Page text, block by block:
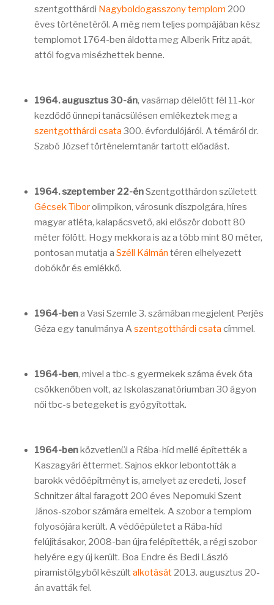
szentgotthárdi Nagyboldogasszony templom 200
éves történetéről. A még nem teljes pompájában kész
templomot 1764-ben áldotta meg Alberik Fritz apát,
attól fogva misézhettek benne.
1964. augusztus 30-án, vasárnap délelőtt fél 11-kor
kezdődő ünnepi tanácsülésen emlékeztek meg a
szentgotthárdi csata 300. évfordulójáról. A témáról dr.
Szabó József történelemtanár tartott előadást.
1964. szeptember 22-énSzentgotthárdon született
Gécsek Tiborolimpikon, városunk díszpolgára, híres
magyar atléta, kalapácsvető, aki először dobott 80
méter fölött. Hogy mekkora is az a több mint 80 méter,
pontosan mutatja a Széll Kálmán téren elhelyezett
dobókör és emlékkő.
1964-bena Vasi Szemle 3. számában megjelent Perjés
Géza egy tanulmánya A szentgotthárdi csata címmel.
1964-ben, mivel a tbc-s gyermekek száma évek óta
csökkenőben volt, az Iskolaszanatóriumban 30 ágyon
női tbc-s betegeket is gyógyítottak.
1964-benközvetlenül a Rába-híd mellé építették a
Kaszagyári éttermet. Sajnos ekkor lebontották a
barokk védőépítményt is, amelyet az eredeti, Josef
Schnitzer által faragott 200 éves Nepomuki Szent
János-szobor számára emeltek. A szobor a templom
folyosójára került. A védőépületet a Rába-híd
felújításakor, 2008-ban újra felépítették, a régi szobor
helyére egy új került. Boa Endre és Bedi László
piramistölgyből készültalkotását 2013. augusztus 20-
án avatták fel.